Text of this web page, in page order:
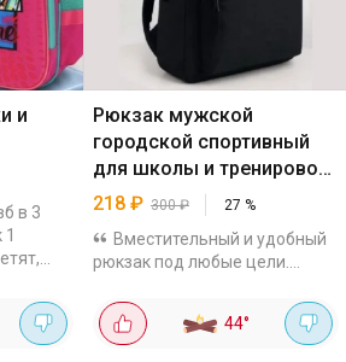
и
в 3
Рюкзак мужской
городской спортивный
для школы и тренировок
черный
218 ₽ 300₽ 27 %
Вместительный и удобный
рюкзак под любые цели.
компактный, берем!
44°